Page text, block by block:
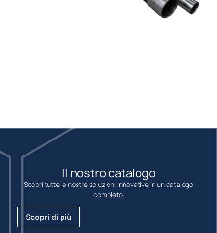
Il nostro catalogo
Scopri tutte le nostre soluzioni innovative in un catalogo
completo.
Scopri di più